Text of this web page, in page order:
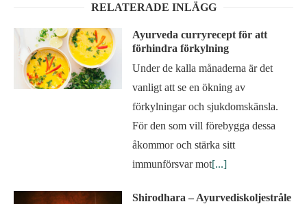
RELATERADE INLÄGG
Ayurveda curryrecept för att
förhindra förkylning
Under de kalla månaderna är det
vanligt att se en ökning av
förkylningar och sjukdomskänsla.
För den som vill förebygga dessa
åkommor och stärka sitt
immunförsvar mot[...]
Shirodhara – Ayurvediskoljestråle